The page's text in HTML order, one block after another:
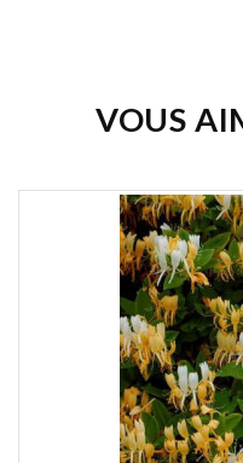
VOUS